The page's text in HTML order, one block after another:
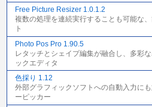
Free Picture Resizer 1.0.1.2
複数の処理を連続実行することも可能な
ト
Photo Pos Pro 1.90.5
レタッチとシェイプ編集が融合し、多彩
ックエディタ
色採り 1.12
外部グラフィックソフトへの自動入力に
ーピッカー